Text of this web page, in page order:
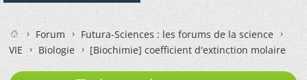
Forum
Futura-Sciences : les forums de la science
VIE
Biologie [Biochimie]coefficient d'extinction molaire